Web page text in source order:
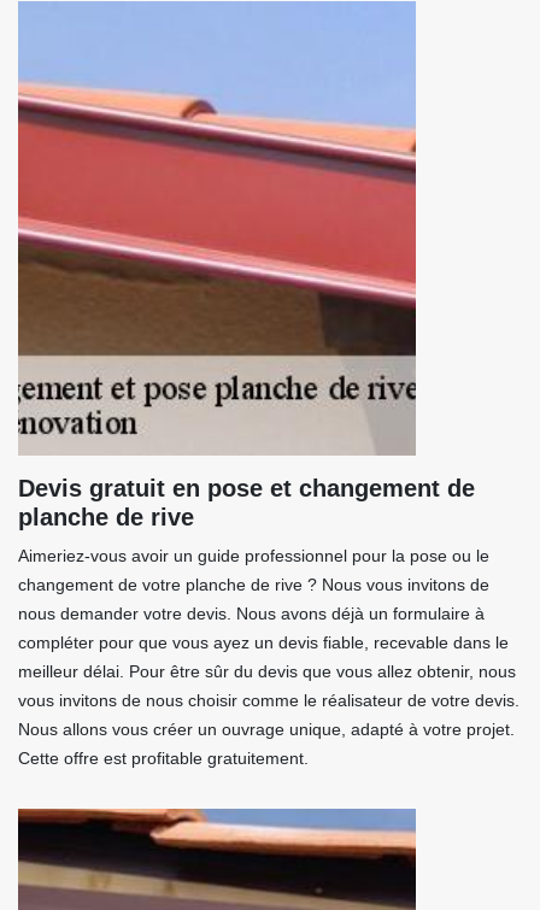
Devis gratuit en pose et changement de
planche de rive
Aimeriez-vous avoir un guide professionnel pour la pose ou le
changement de votre planche de rive ? Nous vous invitons de
nous demander votre devis. Nous avons déjà un formulaire à
compléter pour que vous ayez un devis fiable, recevable dans le
meilleur délai. Pour être sûr du devis que vous allez obtenir, nous
vous invitons de nous choisir comme le réalisateur de votre devis.
Nous allons vous créer un ouvrage unique, adapté à votre projet.
Cette offre est profitable gratuitement.